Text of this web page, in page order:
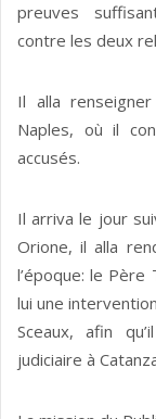
preuves
contre les deux
Il alla
Naples, où il
accusés.
Il arriva le jour
Orione, il alla
l’époque: le
lui une
Sceaux, afin
judiciaire à